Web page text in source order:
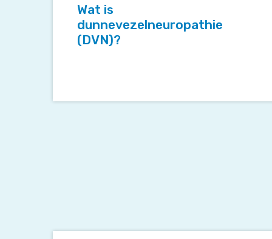
(DVN)?Wat is
dunnevezelneuropathie
(DVN)?